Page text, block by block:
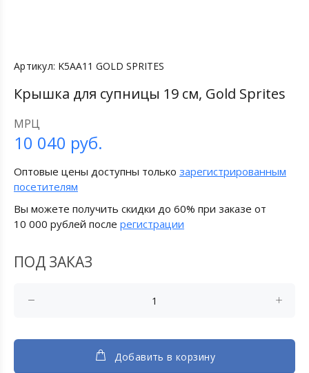
Артикул: K5AA11 GOLD SPRITES
Крышка для супницы 19 см, Gold Sprites
МРЦ
10 040 руб.
Оптовые цены доступны только зарегистрированным
посетителям
Вы можете получить скидки до 60% при заказе от
10 000 рублей после регистрации
ПОД ЗАКАЗ
Добавить в корзину